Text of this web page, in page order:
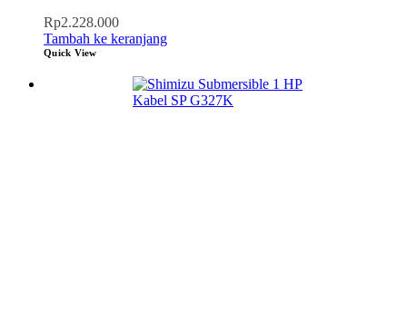
Rp2.228.000
Tambah ke keranjang
Quick View